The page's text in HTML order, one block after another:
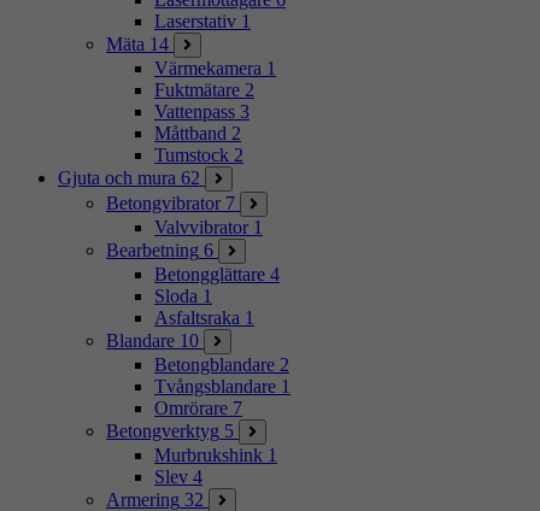
Laserstativ 1
Mäta 14
Värmekamera 1
Fuktmätare 2
Vattenpass 3
Måttband 2
Tumstock 2
Gjuta och mura 62
Betongvibrator 7
Valvvibrator 1
Bearbetning 6
Betongglättare 4
Sloda 1
Asfaltsraka 1
Blandare 10
Betongblandare 2
Tvångsblandare 1
Omrörare 7
Betongverktyg 5
Murbrukshink 1
Slev 4
Armering 32